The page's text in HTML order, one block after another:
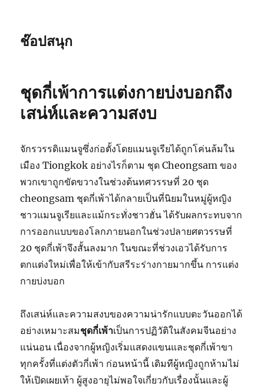
ช๊อปสนุก
ชุดกี่เพ้าการแต่งกายบ่งบอกถึง
เสน่ห์และความสงบ
จักรวรรดิแมนจูซึ่งก่อตั้งโดยแมนจูเรียได้ถูกโค่นล้มใน
เมือง Tiongkok อย่างไรก็ตาม ชุด Cheongsam ของ
พวกเขาถูกขัดขวางในช่วงต้นทศวรรษที่ 20 ชุด
cheongsam ชุดกี่เพ้าได้กลายเป็นที่นิยมในหมู่ผู้หญิง
ชาวแมนจูเรียและแม้กระทั่งชาวฮั่น ได้รับผลกระทบจาก
การออกแบบของโลกภายนอกในช่วงปลายศตวรรษที่
20 ชุดกี่เพ้าจึงสั้นลงมาก ในขณะที่ช่วงเอวได้รับการ
ตกแต่งใหม่เพื่อให้เข้ากับสรีระร่างกายมากขึ้น การแต่ง
กายบ่งบอก
ถึงเสน่ห์และความสงบของความน่ารักแบบตะวันออกได้
อย่างเหมาะสมชุดกี่เพ้าเป็นการปฏิวัติในสังคมจีนอย่าง
แน่นอน เนื่องจากผู้หญิงเริ่มแสดงแขนและชุดกี่เพ้าขา
ทุกครั้งที่แต่งตัวกี่เพ้า ก่อนหน้านี้ เดิมทีผู้หญิงถูกห้ามไม่
ให้เปิดเผยเท้า ผู้สูงอายุไม่พอใจเกี่ยวกับเรื่องนั้นและผู้